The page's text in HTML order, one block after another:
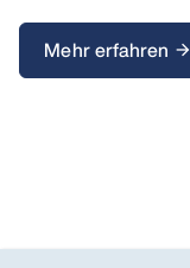
Mehr erfahren arrow_forward